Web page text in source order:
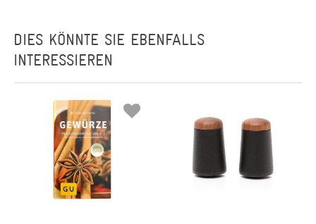
DIES KÖNNTE SIE EBENFALLS
INTERESSIEREN